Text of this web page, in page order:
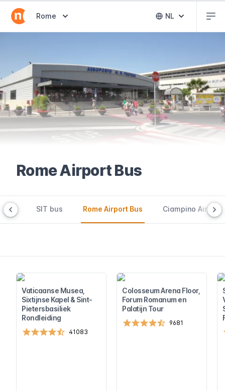
Abrir selector de destinos
Rome Abrir selector
NL
Rome Airport Bus
SIT bus Rome Airport Bus Ciampino Airlink
Vaticaanse Musea,
Sixtijnse Kapel & Sint-
Pietersbasiliek
Rondleiding
41083
Colosseum Arena Floor,
Forum Romanum en
Palatijn Tour
9681